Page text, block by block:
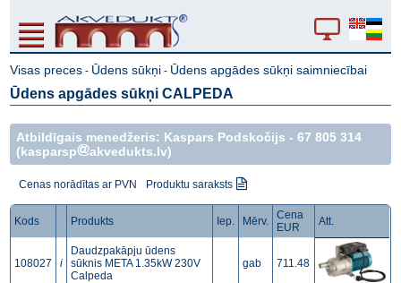
Visas preces - Ūdens sūkņi - Ūdens apgādes sūkņi saimniecībai
Ūdens apgādes sūkņi CALPEDA
Atbildīgais menedžeris: Kaspars Podskočijs -67 805 314
(kasparsp
akvedukts.lv)
Cenas norādītas ar PVN Produktu saraksts
Kods Produkts Iep. Mērv.
Cena
EUR
Att.
108027 i
Daudzpakāpju ūdens
sūknis META 1.35kW 230V
Calpeda
gab 711.48